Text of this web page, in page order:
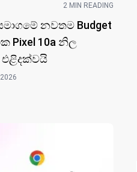
2 MIN READING
නවතම Budget
Pixel 10a නිල